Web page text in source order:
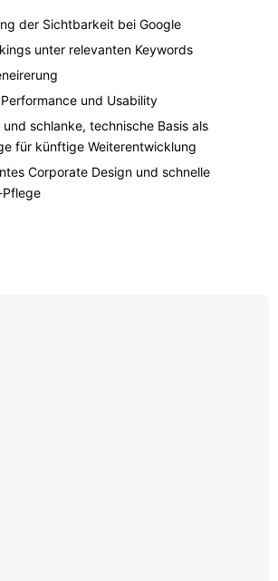
der Sichtbarkeit bei Google
unter relevanten Keywords
und Usability
und schlanke, technische Basis als
für künftige Weiterentwicklung
Corporate Design und schnelle